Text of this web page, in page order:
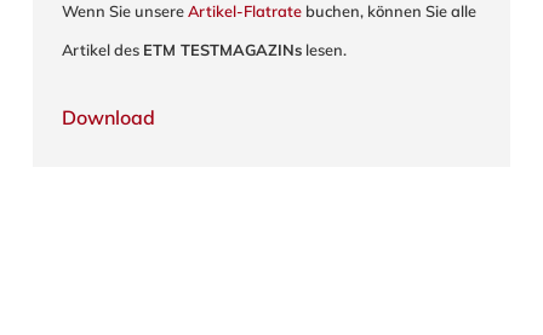
Wenn Sie unsereArtikel-Flatrate buchen, können Sie alle
Artikel des ETM TESTMAGAZINs lesen.
Download